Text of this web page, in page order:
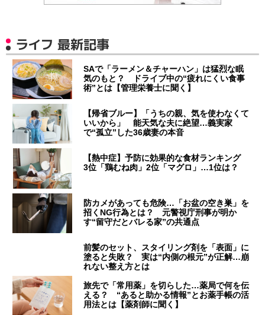
ライフ 最新記事
SAで「ラーメン＆チャーハン」は猛烈な眠
気のもと？ ドライブ中の“疲れにくい食事
術”とは【管理栄養士に聞く】
【帰省ブルー】「うちの親、気を使わなくて
いいから」 能天気な夫に絶望…義実家
で“孤立”した36歳妻の本音
【熱中症】予防に効果的な食材ランキング
3位「鶏むね肉」2位「マグロ」…1位は？
防カメがあっても危険…「お盆の空き巣」を
招くNG行為とは？ 元警視庁刑事が明か
す“留守だとバレる家”の共通点
前髪のセット、スタイリング剤を「表面」に
塗ると失敗？ 実は“内側の根元”が正解…崩
れない整え方とは
旅先で「常用薬」を切らした…薬局で何を伝
える？ “あると助かる情報”とお薬手帳の活
用法とは【薬剤師に聞く】